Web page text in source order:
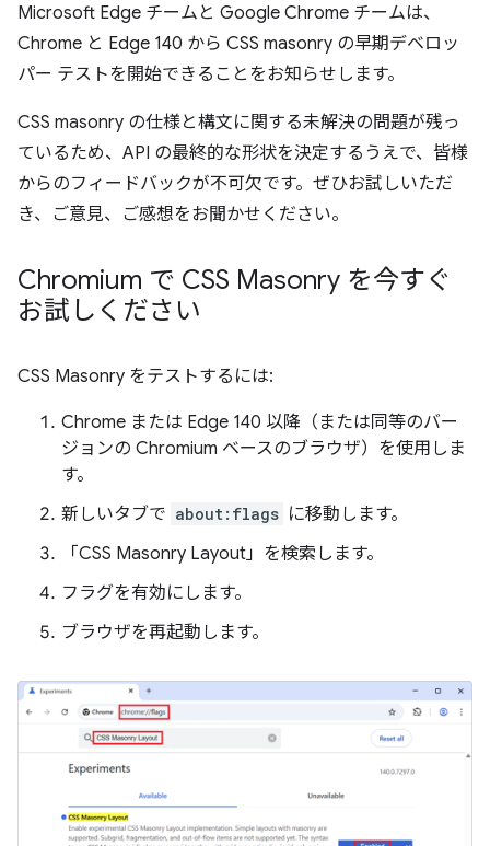
Microsoft Edge チームと Google Chrome チームは、
Chrome と Edge 140 から CSS masonry の早期デベロッ
パー テストを開始できることをお知らせします。
CSS masonry の仕様と構文に関する未解決の問題が残っ
ているため、API の最終的な形状を決定するうえで、皆様
からのフィードバックが不可欠です。ぜひお試しいただ
き、ご意見、ご感想をお聞かせください。
Chromium で CSS Masonry を今すぐ
お試しください
CSS Masonry をテストするには:
Chrome または Edge 140 以降（または同等のバー
ジョンの Chromium ベースのブラウザ）を使用しま
す。
新しいタブで about:flags に移動します。
「CSS Masonry Layout」を検索します。
フラグを有効にします。
ブラウザを再起動します。